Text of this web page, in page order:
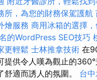
所，為您的財務保駕護航
燴服務 商用冰箱的選擇
的WordPress SEO技巧
更輕鬆 士林推拿技術 在
提供令人嘆為觀止的
舒適而誘人的氛圍。 台